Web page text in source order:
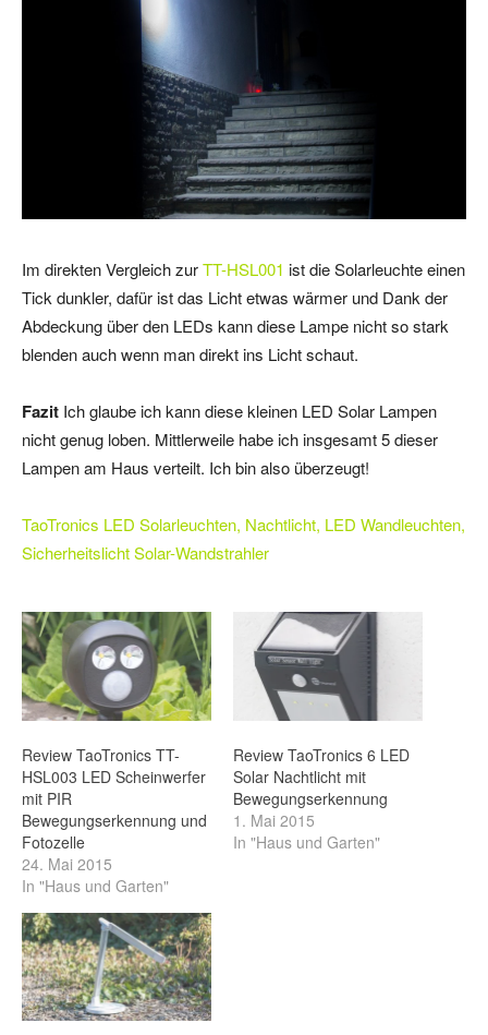
Im direkten Vergleich zurTT-HSL001 ist die Solarleuchte einen
Tick dunkler, dafür ist das Licht etwas wärmer und Dank der
Abdeckung über den LEDs kann diese Lampe nicht so stark
blenden auch wenn man direkt ins Licht schaut.
Fazit Ich glaube ich kann diese kleinen LED Solar Lampen
nicht genug loben. Mittlerweile habe ich insgesamt 5 dieser
Lampen am Haus verteilt. Ich bin also überzeugt!
TaoTronics LED Solarleuchten, Nachtlicht, LED Wandleuchten,
Sicherheitslicht Solar-Wandstrahler
Review TaoTronics TT-
HSL003 LED Scheinwerfer
mit PIR
Bewegungserkennung und
Fotozelle
24. Mai 2015
In "Haus und Garten"
Review TaoTronics 6 LED
Solar Nachtlicht mit
Bewegungserkennung
1. Mai 2015
In "Haus und Garten"